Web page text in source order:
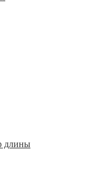
длины